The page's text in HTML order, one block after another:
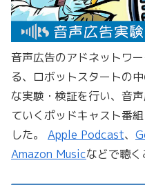
音声広告のアドネットワ
る、ロボットスタートの
な実験・検証を行い、音
ていくポッドキャスト番
した。 Apple Podcast、
Amazon Musicなどで聴く